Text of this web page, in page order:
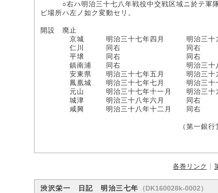
○右ハ明治三十七八年戦役中交戦区域ニ於テ軍隊
ビ場所ハ左ノ如ク変動セリ。
開設 廃止
京城 明治三十七年四月 明治三十九
仁川 同右 同右
平壌 同右 同右
鎮南浦 同右 明治三十八年
安東県 明治三十七年五月 明治三十九
鳳凰城 明治三十七年七月 明治三十七
元山 明治三十七年十一月 明治三十九
城津 明治三十八年六月 同右
咸興 明治三十八年十二月 同右
（第一銀行営業報告書
各巻リンク
渋沢栄一 日記 明治三七年
（DK160028k-0002）